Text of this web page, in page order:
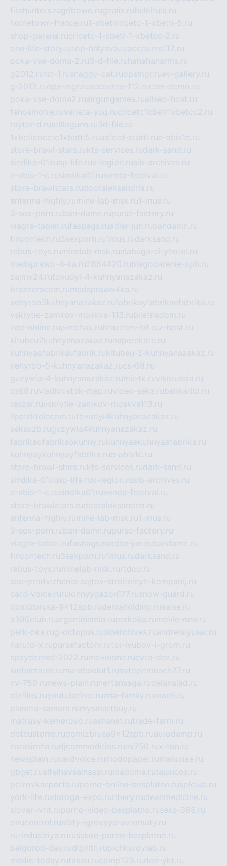
firehunters.rugribowo.rugnalis.rubulkitula.ru
hometown-france.ru1-xbeticricetc-1-xbetti-5.ru
shop-garena.rucricetc-1-xbetr-1-xbetcc-2.ru
one-life-story.rutop-halyava.ruaccounts112.ru
poka-vse-doma-2.ru3-d-file.ru hahahaharms.ru
g2012.rutst-1.rushaggy-cat.ruopsmgr.ruev-gallery.ru
g-2012.ruops-mgr.ruaccounts-112.rucsm-demo.ru
poka-vse-doma2.ruairgungames.ruallseo-host.ru
tehosmotre.ruvarieta-yug.rucricetc1xbetr1xbetcc2.ru
raytor-d.ruatillagunn.ru3d-file.ru
1xbeticricetc1xbetti5.ruuafoot-statti.rue-abis1c.ru
store-brawl-stars.rukts-services.rudark-sand.ru
sindika-01.rusp-life.rux-legion.rusib-archives.ru
e-abis-1-c.rusindika01.ruvenda-festival.ru
store-brawlstars.rudooraleksandria.ru
antenna-highly.ru mine-lab-msk.ru1-mus.ru
3-sex-porn.ruban-damn.rupurse-factory.ru
viagra-tablet.rufasbags.ruadler-jun.rubandamn.ru
fincontech.ru3sexporn.ru1mus.rudarksand.ru
rebus-toys.ru minelab-msk.rualabuga-cityhotel.ru
medsprawo-4-ka.ru2864420.rublagodarenie-spb.ru
zajmy24.rutovudyi-4-kuhnyanazakaz.ru
brazzerscom.ru medsprawo4ka.ru
xehyroo5kuhnyanazakaz.rufabrikayfabrikaefabrika.ru
vskrytie-zamkov-moskva-113.rubiletnadom.ru
zed-online.rupimchax.rubrazzers-hd.ruz-host.ru
kitubeu2kuhnyanazakaz.ru naperekate.ru
kuhnyaofabrikaufabrik.rukitubeu-2-kuhnyanazakaz.ru
xehyroo-5-kuhnyanazakaz.rucs-68.ru
guzywia-4-kuhnyanazakaz.ru mir-tk.ruvlknrussia.ru
cs68.ruvladivostok-map.ruvideo-seks.rubankaribi.ru
raszar.ruvskrytie-zamkov-moskva113.ru
lipetsktelecom.rutovudyi4kuhnyanazakaz.ru
seksuzb.ruguzywia4kuhnyanazakaz.ru
fabrikaofabrikaokuhny.rukuhnyaekuhnyaafabrika.ru
kuhnyaykuhnyayfabrika.rue-abis1c.ru
store-brawl-stars.rukts-services.rudark-sand.ru
sindika-01.rusp-life.rux-legion.rusib-archives.ru
e-abis-1-c.rusindika01.ruvenda-festival.ru
store-brawlstars.rudooraleksandria.ru
antenna-highly.ru mine-lab-msk.ru1-mus.ru
3-sex-porn.ruban-damn.rupurse-factory.ru
viagra-tablet.rufasbags.ruadler-jun.rubandamn.ru
fincontech.ru3sexporn.ru1mus.rudarksand.ru
rebus-toys.ru minelab-msk.ru rtdco.ru
seo-prodvizhenie-sajtov-stroitelnyh-kompanij.ru
card-voice.ru rulonnyygazon177.rusnow-guard.ru
domizbrusa-9x12spb.rudemaholding.ruaalse.ru
a380club.ruargentinamia.ruperkoka.ru movie-one.ru
perk-oka.rug-octopus.rusibarchives.ruandreislyusar.ru
naruto-x.rupursefactory.rutor-lyubov-i-grom.ru
spayderhed-2022.ru movieone.ruevro-dez.ru
webamator.ru ma-absolut1.ruavtopomosch27.ru
nv-750.ru news-plain.ru nertansaga.rudelanalad.ru
dizfiles.ruyoutubefree.ruaria-family.ru roadli.ru
planeta-samara.ru mysmartbuy.ru
matrasy-kemerovo.ruashanet.rutrade-farm.ru
dotcustoms.rudomizbrusa9x12spb.ruautodamp.ru
narasimha.rudjcommodities.ru nv750.rux-ton.ru
newsplain.rucardvoice.ru modopaper.ru manunae.ru
gbget.rualfeihavsalnassr.ru madoma.rutajuncos.ru
petrovkasports.ruporno-online-besplatno.rusplclub.ru
york-life.rudoroga-expo.ru ribery.rucleanmedicine.ru
slovar-ivrit.ruporno-video-besplatno.ruseks-365.ru
ovucontrol.rusloty-igrovyye-avtomaty.ru
ru-industriya.ru russkoe-porno-besplatno.ru
belgorod-day.rudigilith.rupichkurovlab.ru
medic-today.rutaksu.rucomp123.rudon-ykt.ru